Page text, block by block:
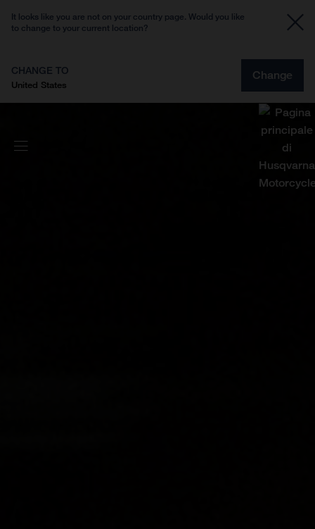
It looks like you are not on your country page. Would you like
to change to your current location?
CHANGE TO
United States
Change